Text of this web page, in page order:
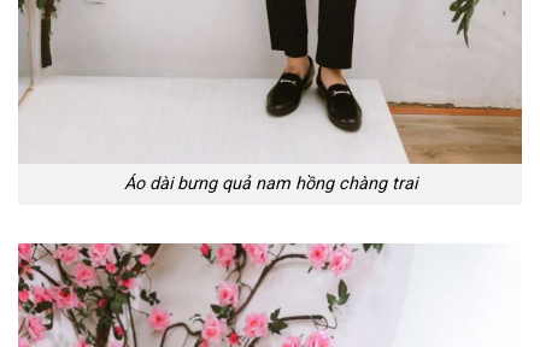
Áo dài bưng quả nam hồng chàng trai